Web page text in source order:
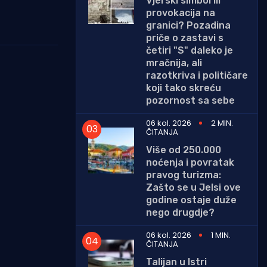
provokacija na
granici? Pozadina
priče o zastavi s
četiri "S" daleko je
mračnija, ali
razotkriva i političare
koji tako skreću
pozornost sa sebe
06 kol. 2026
2 MIN.
ČITANJA
Više od 250.000
noćenja i povratak
pravog turizma:
Zašto se u Jelsi ove
godine ostaje duže
nego drugdje?
06 kol. 2026
1 MIN.
ČITANJA
Talijan u Istri